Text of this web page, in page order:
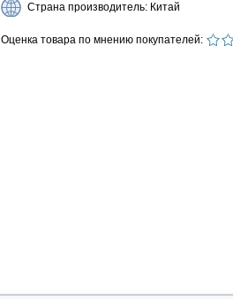
Страна производитель: Китай
Оценка товара по мнению покупателей: